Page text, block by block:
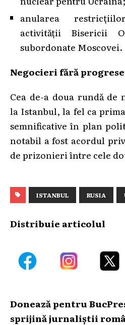
anularea
activității Bisericii
subordonate Moscovei.
Negocieri fără
Cea de-a doua rundă de
la Istanbul, la fel ca
semnificative în plan
notabil a fost acordul
de prizonieri între cele
ISTANBUL RUSIA
Distribuie articolul
Donează pentru
sprijină jurnaliștii